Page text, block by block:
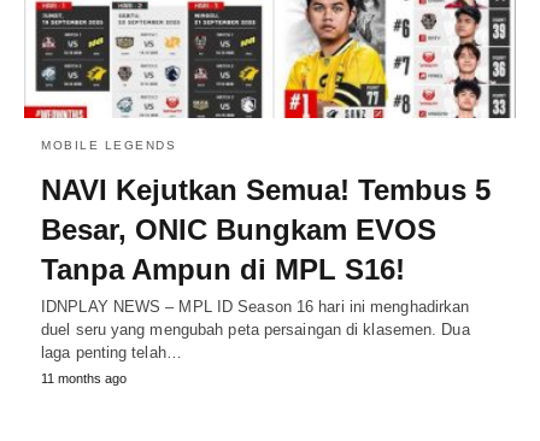
MOBILE LEGENDS
NAVI Kejutkan Semua! Tembus 5
Besar, ONIC Bungkam EVOS
Tanpa Ampun di MPL S16!
IDNPLAY NEWS – MPL ID Season 16 hari ini menghadirkan
duel seru yang mengubah peta persaingan di klasemen. Dua
laga penting telah…
11 months ago